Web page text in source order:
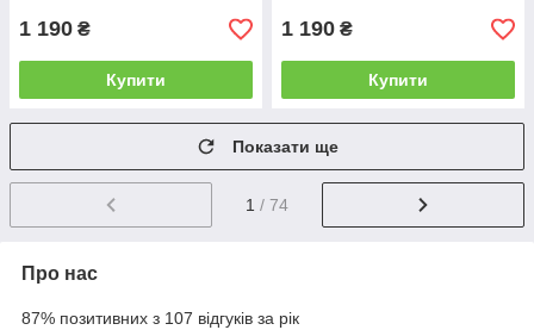
1 190 ₴
Купити
1 190 ₴
Купити
Показати ще
1 / 74
Про нас
87% позитивних з 107 відгуків за рік